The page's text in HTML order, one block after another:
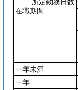
在職期間
一年未満
一年